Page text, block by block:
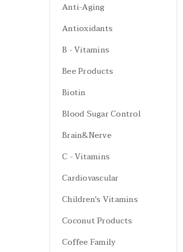
Anti-Aging
Antioxidants
B - Vitamins
Bee Products
Biotin
Blood Sugar Control
Brain&Nerve
C - Vitamins
Cardiovascular
Children's Vitamins
Coconut Products
Coffee Family